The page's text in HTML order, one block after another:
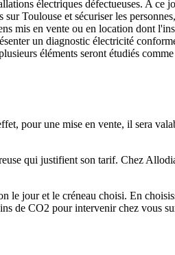
électriques défectueuses. A ce
Toulouse et sécuriser les
mis en vente ou en location dont
un diagnostic électricité
éléments seront étudiés
pour une mise en vente, il sera
qui justifient son tarif. Chez
le jour et le créneau choisi. En
de CO2 pour intervenir chez vous